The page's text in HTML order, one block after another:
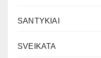
SANTYKIAI
SVEIKATA